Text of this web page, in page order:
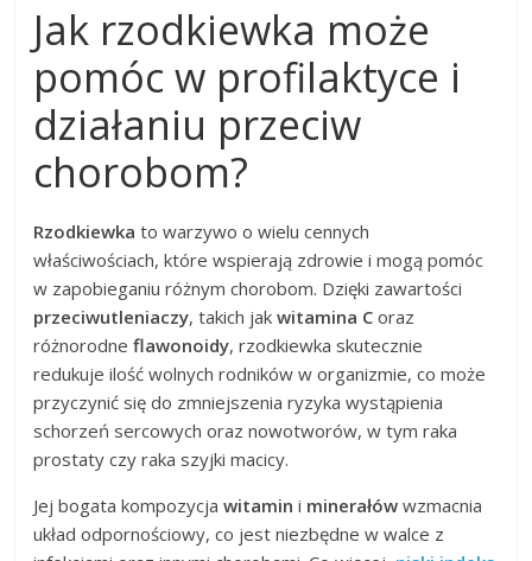
Jak rzodkiewka może
pomóc w profilaktyce i
działaniu przeciw
chorobom?
Rzodkiewka to warzywo o wielu cennych
właściwościach, które wspierają zdrowie i mogą pomóc
w zapobieganiu różnym chorobom. Dzięki zawartości
przeciwutleniaczy, takich jakwitamina C oraz
różnorodneflawonoidy, rzodkiewka skutecznie
redukuje ilość wolnych rodników w organizmie, co może
przyczynić się do zmniejszenia ryzyka wystąpienia
schorzeń sercowych oraz nowotworów, w tym raka
prostaty czy raka szyjki macicy.
Jej bogata kompozycjawitamin i minerałów wzmacnia
układ odpornościowy, co jest niezbędne w walce z